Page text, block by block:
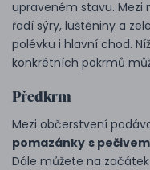
upraveném stavu. Mezi
řadí sýry, luštěniny a
polévku i hlavní chod.
konkrétních pokrmů
Předkrm
Mezi občerstvení
pomazánky s pečivem
Dále můžete na